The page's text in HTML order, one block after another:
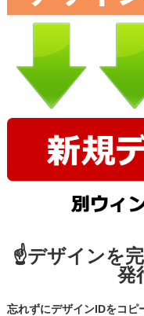
☝デザインを
発
忘れずにデザインIDをコピ